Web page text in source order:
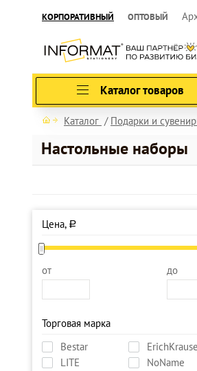
КОРПОРАТИВНЫЙ ОПТОВЫЙ
Каталог товаров
Каталог Подарки и
Настольные наборы
Цена, a
от до
Торговая марка
Bestar
ErichKrause
LITE
NoName